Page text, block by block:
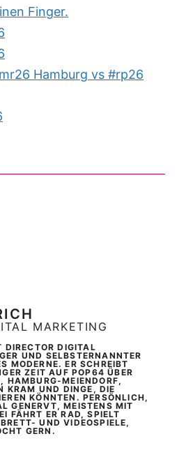
Finger.
Hamburg vs #rp26
MARKETING
DIRECTOR DIGITAL
UND SELBSTERNANNTER
MODERNE. ER SCHREIBT
ZEIT AUF POP64 ÜBER
HAMBURG-MEIENDORF,
KRAM UND DINGE, DIE
KÖNNTEN. PERSÖNLICH,
GENERVT, MEISTENS MIT
FÄHRT ER RAD, SPIELT
UND VIDEOSPIELE,
GERN.